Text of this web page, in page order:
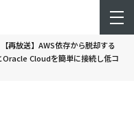
【再放送】AWS依存から脱却する
Cloudを簡単に接続し低コ